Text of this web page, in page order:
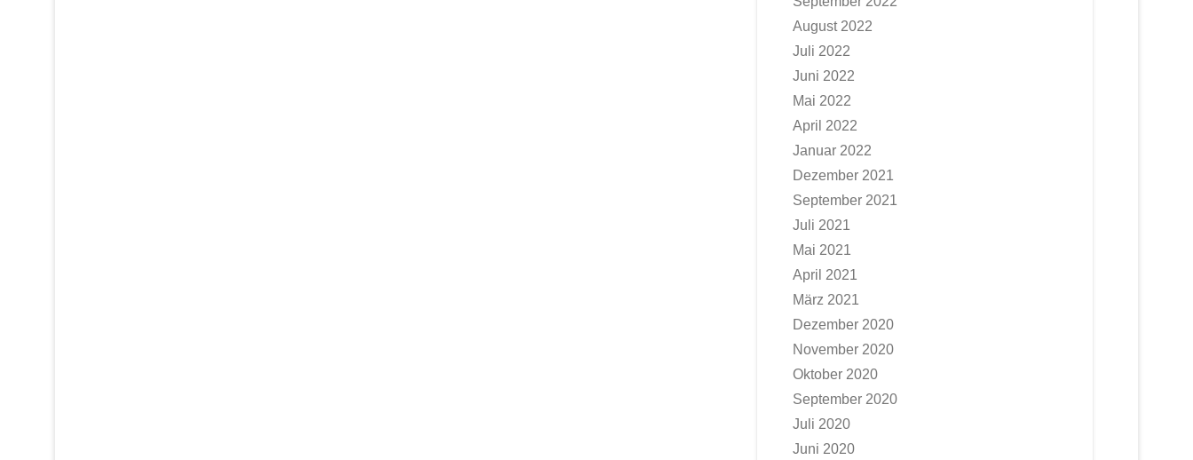
August 2022
Juli 2022
Juni 2022
Mai 2022
April 2022
Januar 2022
Dezember 2021
September 2021
Juli 2021
Mai 2021
April 2021
März 2021
Dezember 2020
November 2020
Oktober 2020
September 2020
Juli 2020
Juni 2020